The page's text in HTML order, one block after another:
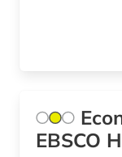
bildung (8)
EBSCO